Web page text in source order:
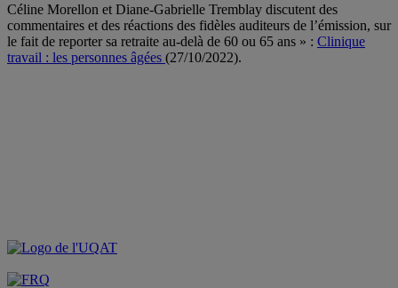
Céline Morellon et Diane-Gabrielle Tremblay discutent des
commentaires et des réactions des fidèles auditeurs de l’émission, sur
le fait de reporter sa retraite au-delà de 60 ou 65 ans » : Clinique
travail : les personnes âgées (27/10/2022).